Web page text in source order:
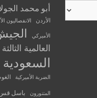
أبو محمد
الأردن الانفصاليون
الأميركي
العالمية الثالثة
السعودية
الضربة الأميركية
المتنورون باسل قس